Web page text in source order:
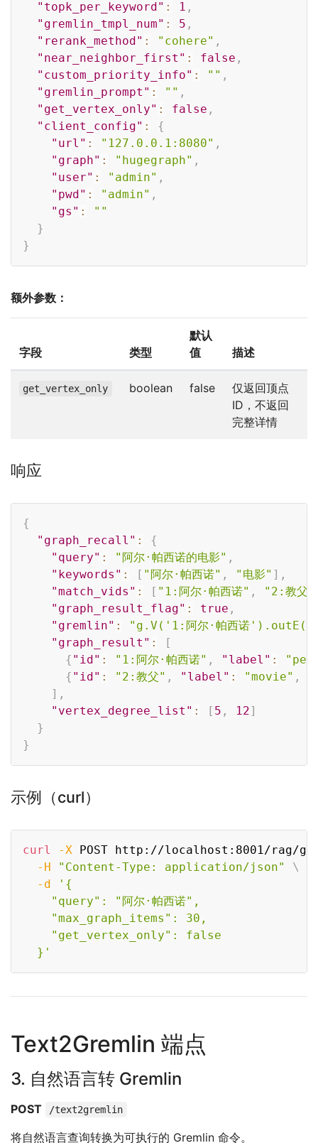
"topk_per_keyword" : 1 ,
"gremlin_tmpl_num" : 5 ,
"rerank_method" : "cohere" ,
"near_neighbor_first" : false ,
"custom_priority_info" : "" ,
"gremlin_prompt" : "" ,
"get_vertex_only" : false ,
"client_config" :
{
"url" : "127.0.0.1:8080" ,
"graph" : "hugegraph" ,
"user" : "admin" ,
"pwd" : "admin" ,
"gs" :
""
}
}
额外参数：
字段 类型
默认
值
描述
get_vertex_only boolean false
仅返回顶点
ID，不返回
完整详情
响应
{
"graph_recall" :
{
"query" : "阿尔·帕西诺的电影" ,
"keywords" : [ "阿尔·帕西诺" , "电影" ] ,
"match_vids" : [ "1:阿尔·帕西诺" , "2:教父"
"graph_result_flag" : true ,
"gremlin" :
"g.V('1:阿尔·帕西诺
"graph_result" :
[
{ "id" : "1:阿尔·帕西诺" , "label" :
{ "id" : "2:教父" , "label" : "movie" ,
] ,
"vertex_degree_list" : [ 5 , 12]
}
}
示例（curl）
curl -X POST http://localhost:8001/rag/
-H
"Content-Type: application/json"
\
-d
'{
    "query": "阿尔·帕西诺",
    "max_graph_items": 30,
    "get_vertex_only": false
  }'
Copy
Text2Gremlin 端点
3. 自然语言转 Gremlin
POST /text2gremlin
将自然语言查询转换为可执行的 Gremlin 命令。